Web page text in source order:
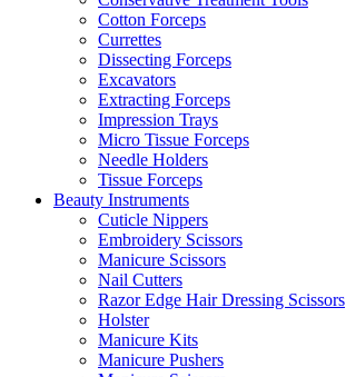
Cotton Forceps
Currettes
Dissecting Forceps
Excavators
Extracting Forceps
Impression Trays
Micro Tissue Forceps
Needle Holders
Tissue Forceps
Beauty Instruments
Cuticle Nippers
Embroidery Scissors
Manicure Scissors
Nail Cutters
Razor Edge Hair Dressing Scissors
Holster
Manicure Kits
Manicure Pushers